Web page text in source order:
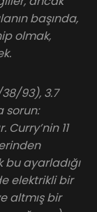
başında,
olmak,
93), 3.7
sorun:
11
ayarladığı
elektrikli bir
altmış bir